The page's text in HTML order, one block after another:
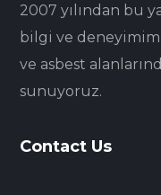
2007 yılından bu
bilgi ve
ve asbest
sunuyoruz.
Contact Us